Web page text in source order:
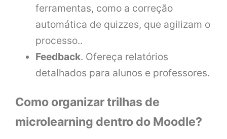
ferramentas, como a correção
automática de quizzes, que agilizam o
processo..
Feedback. Ofereça relatórios
detalhados para alunos e professores.
Como organizar trilhas de
microlearning dentro do Moodle?